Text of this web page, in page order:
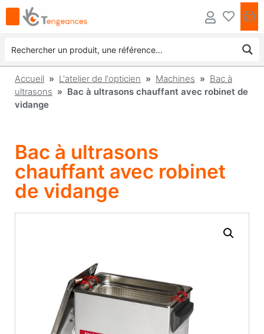
Accueil » L'atelier de l'opticien » Machines » Bac à
ultrasons » Bac à ultrasons chauffant avec robinet de
vidange
Bac à ultrasons
chauffant avec robinet
de vidange